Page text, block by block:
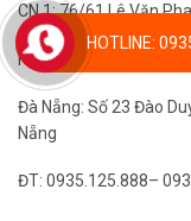
CN 1: 76/61 Lê Văn
Hà Nội: Số 3 Ngõ 135/
Đà Nẵng: Số 23 Đào
Nẵng
ĐT: 0935.125.888–
HOTLINE: